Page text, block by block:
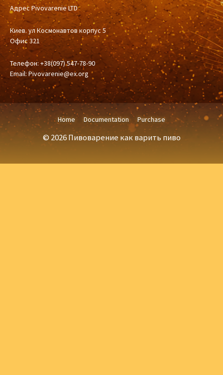
Адрес Pivovarenie LTD
Киев. ул Космонавтов корпус 5
Офис 321
Телефон: +38(097) 547-78-90
Email: Pivovarenie@ex.org
Home Documentation Purchase
© 2026 Пивоварение как варить пиво